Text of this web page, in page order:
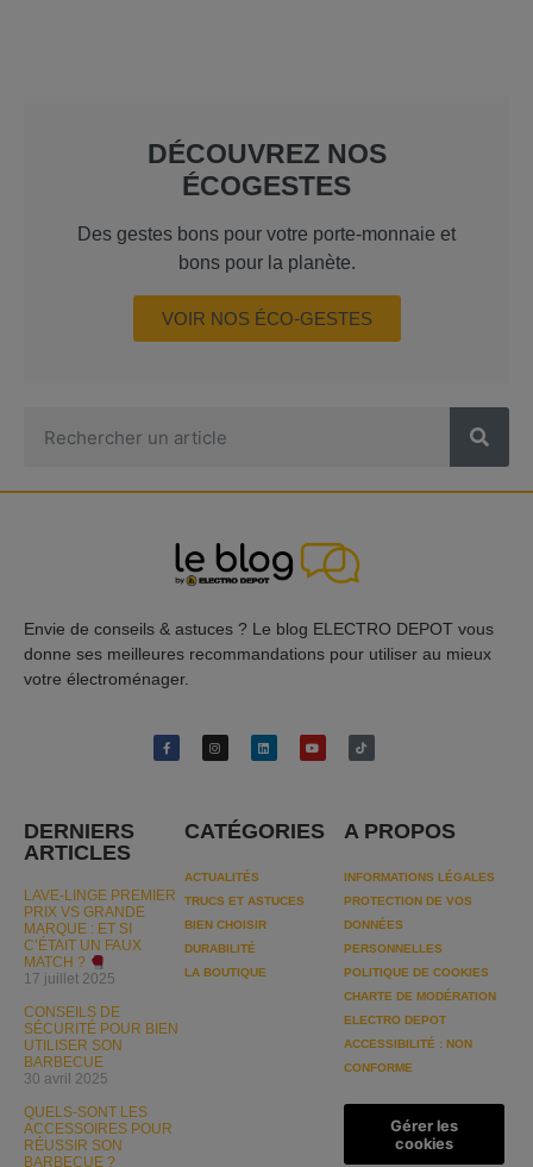
DÉCOUVREZ NOS
ÉCOGESTES
Des gestes bons pour votre porte-monnaie et
bons pour la planète.
VOIR NOS ÉCO-GESTES
Envie de conseils & astuces ? Le blog ELECTRO DEPOT vous
donne ses meilleures recommandations pour utiliser au mieux
votre électroménager.
DERNIERS
ARTICLES
LAVE-LINGE PREMIER
PRIX VS GRANDE
MARQUE : ET SI
C’ÉTAIT UN FAUX
MATCH ?
17 juillet 2025
CONSEILS DE
SÉCURITÉ POUR BIEN
UTILISER SON
BARBECUE
30 avril 2025
QUELS-SONT LES
ACCESSOIRES POUR
RÉUSSIR SON
BARBECUE ?
CATÉGORIES
ACTUALITÉS
TRUCS ET ASTUCES
BIEN CHOISIR
DURABILITÉ
LA BOUTIQUE
A PROPOS
INFORMATIONS LÉGALES
PROTECTION DE VOS
DONNÉES
PERSONNELLES
POLITIQUE DE COOKIES
CHARTE DE MODÉRATION
ELECTRO DEPOT
ACCESSIBILITÉ : NON
CONFORME
Gérer les
cookies